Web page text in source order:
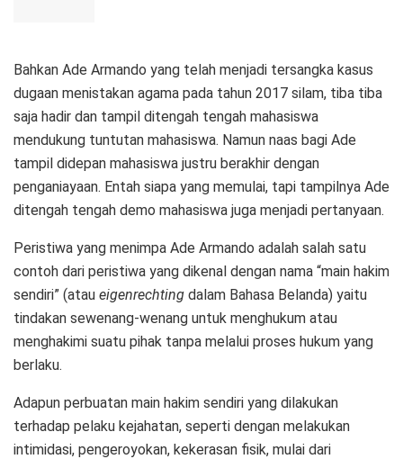
Bahkan Ade Armando yang telah menjadi tersangka kasus
dugaan menistakan agama pada tahun 2017 silam, tiba tiba
saja hadir dan tampil ditengah tengah mahasiswa
mendukung tuntutan mahasiswa. Namun naas bagi Ade
tampil didepan mahasiswa justru berakhir dengan
penganiayaan. Entah siapa yang memulai, tapi tampilnya Ade
ditengah tengah demo mahasiswa juga menjadi pertanyaan.
Peristiwa yang menimpa Ade Armando adalah salah satu
contoh dari peristiwa yang dikenal dengan nama “main hakim
sendiri” (atau eigenrechting dalam Bahasa Belanda) yaitu
tindakan sewenang-wenang untuk menghukum atau
menghakimi suatu pihak tanpa melalui proses hukum yang
berlaku.
Adapun perbuatan main hakim sendiri yang dilakukan
terhadap pelaku kejahatan, seperti dengan melakukan
intimidasi, pengeroyokan, kekerasan fisik, mulai dari